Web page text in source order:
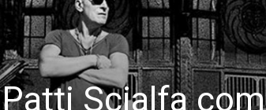
Scialfa